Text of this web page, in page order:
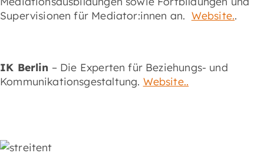
Supervisionen für Mediator:innen an. Website..
IK Berlin – Die Experten für Beziehungs- und
Kommunikationsgestaltung. Website..